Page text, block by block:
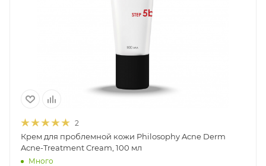
2
Крем для проблемной кожи Philosophy Acne Derm
Acne-Treatment Cream, 100 мл
Много